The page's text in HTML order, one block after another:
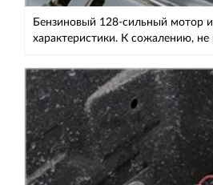
Бензиновый 128-сильный мотор
характеристики. К сожалению,